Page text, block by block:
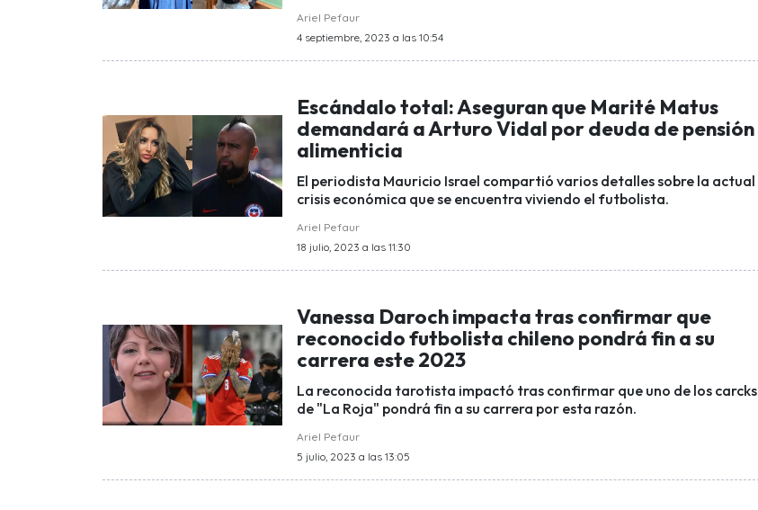
Ariel Pefaur
4 septiembre, 2023 a las 10:54
Escándalo total: Aseguran que Marité Matus
demandará a Arturo Vidal por deuda de pensión
alimenticia
El periodista Mauricio Israel compartió varios detalles sobre la actual
crisis económica que se encuentra viviendo el futbolista.
Ariel Pefaur
18 julio, 2023 a las 11:30
Vanessa Daroch impacta tras confirmar que
reconocido futbolista chileno pondrá fin a su
carrera este 2023
La reconocida tarotista impactó tras confirmar que uno de los carcks
de "La Roja" pondrá fin a su carrera por esta razón.
Ariel Pefaur
5 julio, 2023 a las 13:05